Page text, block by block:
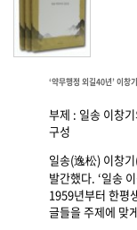
‘약무행정 외길40년’ 이창
부제 : 일송 이창
구성
일송(逸松) 이창
발간했다. ‘일송
1959년부터 한평
글들을 주제에 맞